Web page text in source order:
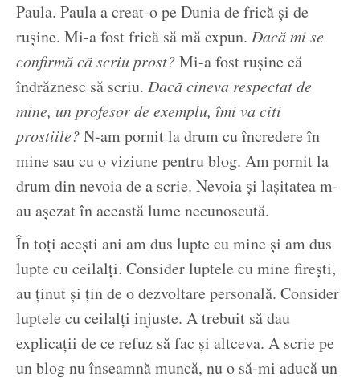
Paula. Paula a creat-o pe Dunia de frică și de
rușine. Mi-a fost frică să mă expun. Dacă mi se
confirmă că scriu prost?Mi-a fost rușine că
îndrăznesc să scriu. Dacă cineva respectat de
mine, un profesor de exemplu, îmi va citi
prostiile?N-am pornit la drum cu încredere în
mine sau cu o viziune pentru blog. Am pornit la
drum din nevoia de a scrie. Nevoia și lașitatea m-
au așezat în această lume necunoscută.
În toți acești ani am dus lupte cu mine și am dus
lupte cu ceilalți. Consider luptele cu mine firești,
au ținut și țin de o dezvoltare personală. Consider
luptele cu ceilalți injuste. A trebuit să dau
explicații de ce refuz să fac și altceva. A scrie pe
un blog nu înseamnă muncă, nu o să-mi aducă un